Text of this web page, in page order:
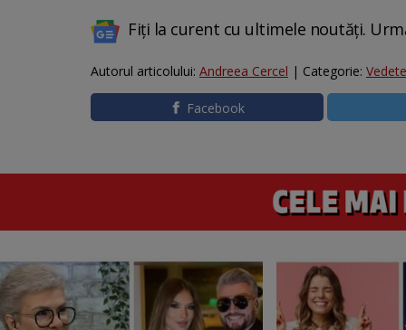
Fiți la curent cu ultimele noutăți.
Autorul articolului: Andreea Cercel | Categorie: Vedete
Facebook